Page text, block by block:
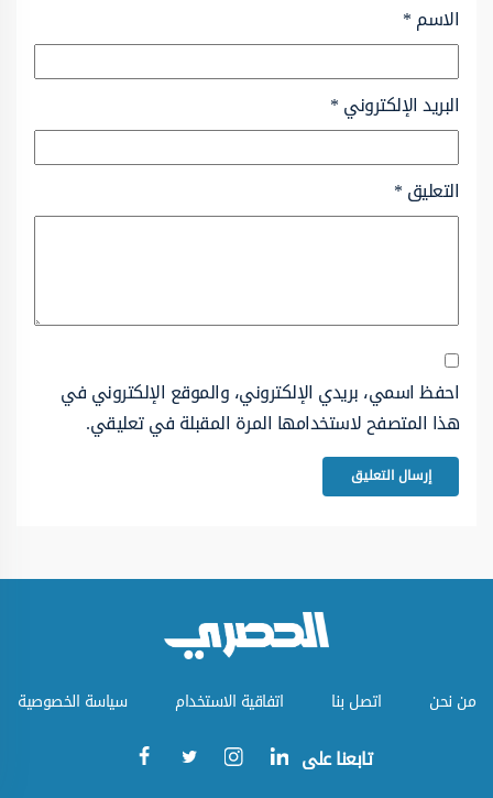
الاسم*
البريد الإلكتروني*
التعليق*
احفظ اسمي، بريدي الإلكتروني، والموقع الإلكتروني في
هذا المتصفح لاستخدامها المرة المقبلة في تعليقي.
من نحن اتصل بنا اتفاقية الاستخدام سياسة الخصوصية
تابعنا على